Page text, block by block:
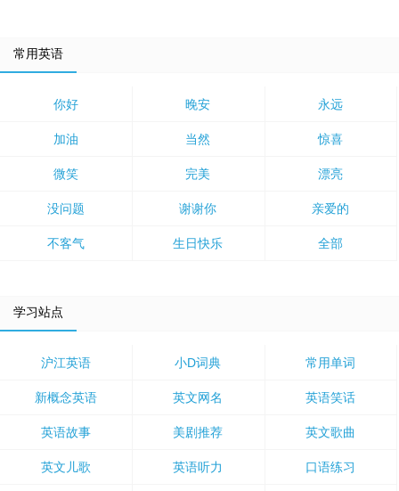
常用英语
你好 晚安 永远
加油 当然 惊喜
微笑 完美 漂亮
没问题 谢谢你 亲爱的
不客气 生日快乐 全部
学习站点
沪江英语 小D词典 常用单词
新概念英语 英文网名 英语笑话
英语故事 美剧推荐 英文歌曲
英文儿歌 英语听力 口语练习